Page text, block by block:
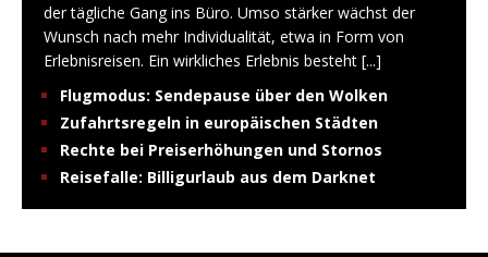
der tägliche Gang ins Büro. Umso stärker wächst der
Wunsch nach mehr Individualität, etwa in Form von
Erlebnisreisen. Ein wirkliches Erlebnis besteht [...]
Flugmodus: Sendepause über den Wolken
Zufahrtsregeln in europäischen Städten
Rechte bei Preiserhöhungen und Stornos
Reisefalle: Billigurlaub aus dem Darknet